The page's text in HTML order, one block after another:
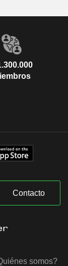
Contacto
somos?